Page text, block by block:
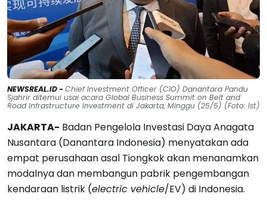
NEWSREAL.ID -Chief Investment Officer (CIO) Danantara Pandu
Sjahrir ditemui usai acara Global Business Summit on Belt and
Road Infrastructure Investment di Jakarta, Minggu (25/5) (Foto: Ist)
JAKARTA- Badan Pengelola Investasi Daya Anagata
Nusantara (Danantara Indonesia) menyatakan ada
empat perusahaan asal Tiongkok akan menanamkan
modalnya dan membangun pabrik pengembangan
kendaraan listrik (electric vehicle/EV) di Indonesia.